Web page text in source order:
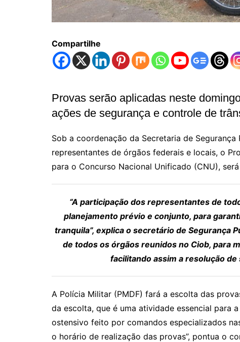
Compartilhe
Provas serão aplicadas neste
ações de segurança e controle de
Sob a coordenação da Secretaria de
representantes de órgãos federais e locais, o
para o Concurso Nacional Unificado (CNU),
“A participação dos representantes de
planejamento prévio e conjunto, para
tranquila”, explica o secretário de Segurança
de todos os órgãos reunidos no Ciob, para
facilitando assim a resolução
A Polícia Militar (PMDF) fará a escolta das
da escolta, que é uma atividade essencial para
ostensivo feito por comandos especializados
o horário de realização das provas”, pontua o